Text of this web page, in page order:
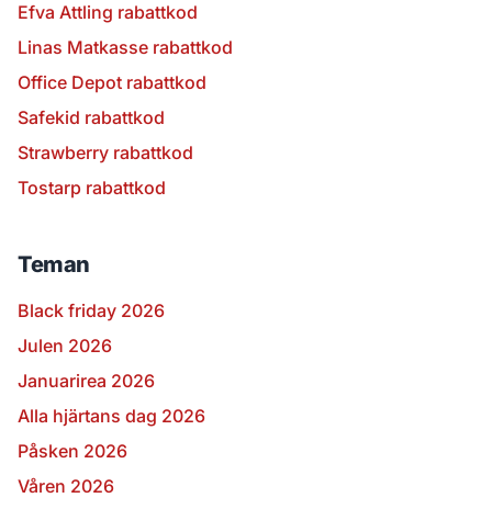
Efva Attling rabattkod
Linas Matkasse rabattkod
Office Depot rabattkod
Safekid rabattkod
Strawberry rabattkod
Tostarp rabattkod
Teman
Black friday 2026
Julen 2026
Januarirea 2026
Alla hjärtans dag 2026
Påsken 2026
Våren 2026